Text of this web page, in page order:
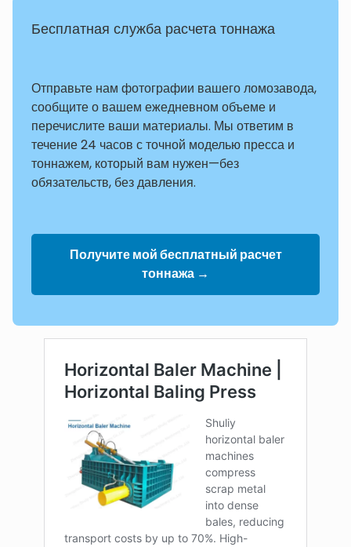
Бесплатная служба расчета тоннажа
Отправьте нам фотографии вашего ломозавода,
сообщите о вашем ежедневном объеме и
перечислите ваши материалы. Мы ответим в
течение 24 часов с точной моделью пресса и
тоннажем, который вам нужен—без
обязательств, без давления.
Получите мой бесплатный расчет
тоннажа →